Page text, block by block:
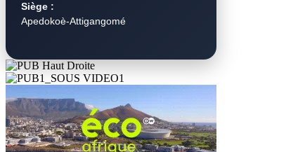
Siège :
Apedokoè-Attigangomé